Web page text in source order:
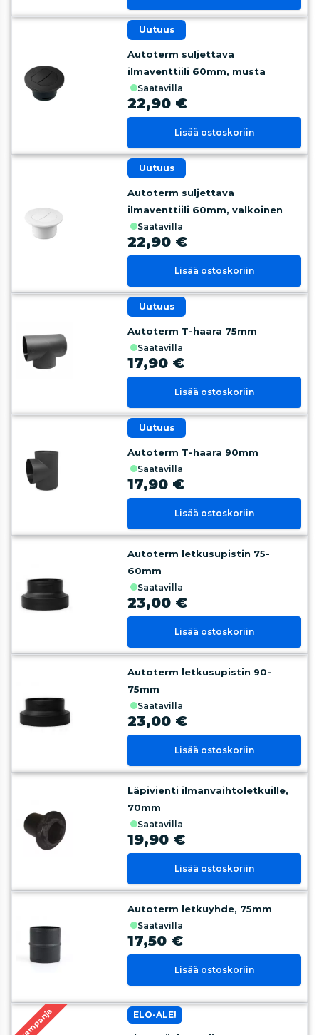
uutuus
Autoterm suljettava
ilmaventtiili 60mm, musta
saatavilla
22,90 €
Lisää ostoskoriin
uutuus
Autoterm suljettava
ilmaventtiili 60mm, valkoinen
saatavilla
22,90 €
Lisää ostoskoriin
uutuus
Autoterm T-haara 75mm
saatavilla
17,90 €
Lisää ostoskoriin
uutuus
Autoterm T-haara 90mm
saatavilla
17,90 €
Lisää ostoskoriin
Autoterm letkusupistin 75-
60mm
saatavilla
23,00 €
Lisää ostoskoriin
Autoterm letkusupistin 90-
75mm
saatavilla
23,00 €
Lisää ostoskoriin
Läpivienti ilmanvaihtoletkuille,
70mm
saatavilla
19,90 €
Lisää ostoskoriin
Autoterm letkuyhde, 75mm
saatavilla
17,50 €
Lisää ostoskoriin
Kampanja ELO-ALE!